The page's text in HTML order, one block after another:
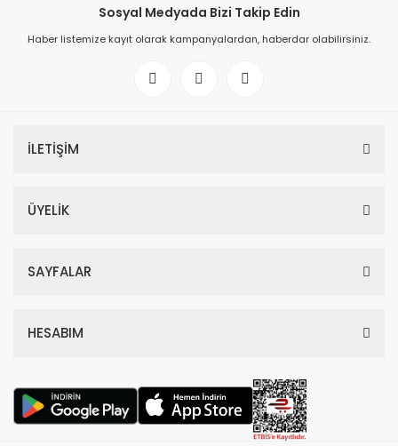
Sosyal Medyada Bizi Takip Edin
Haber listemize kayıt olarak kampanyalardan, haberdar olabilirsiniz.
İLETİŞİM
ÜYELİK
SAYFALAR
HESABIM